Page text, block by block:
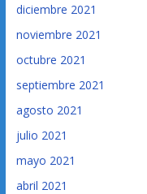
diciembre 2021
noviembre 2021
octubre 2021
septiembre 2021
agosto 2021
julio 2021
mayo 2021
abril 2021